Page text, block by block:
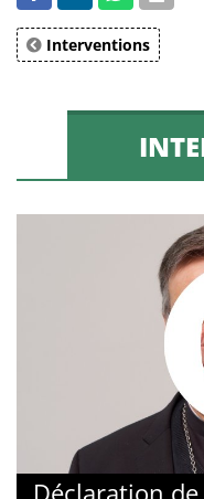
Interventions
Déclaration